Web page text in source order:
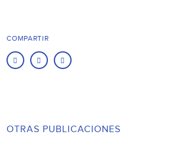
COMPARTIR
OTRAS PUBLICACIONES